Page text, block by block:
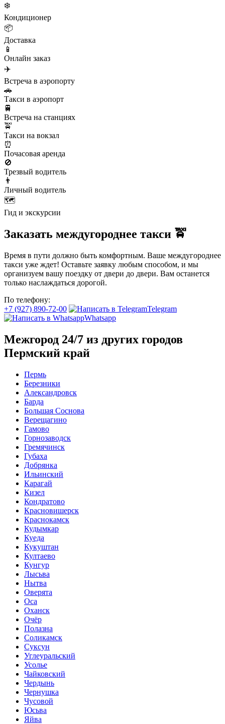
❄️
Кондиционер
📦
Доставка
📱
Онлайн заказ
✈️
Встреча в аэропорту
🚗
Такси в аэропорт
🚆
Встреча на станциях
🚖
Такси на вокзал
⏰
Почасовая аренда
🚫
Трезвый водитель
👨
Личный водитель
🗺️
Гид и экскурсии
Заказать междугороднее такси 🚖
Время в пути должно быть комфортным. Ваше междугороднее
такси уже ждет! Оставьте заявку любым способом, и мы
организуем вашу поездку от двери до двери. Вам останется
только наслаждаться дорогой.
По телефону:
+7 (927) 890-72-00
Telegram
Whatsapp
Межгород 24/7 из других городов
Пермский край
Пермь
Березники
Александровск
Барда
Большая Соснова
Верещагино
Гамово
Горнозаводск
Гремячинск
Губаха
Добрянка
Ильинский
Карагай
Кизел
Кондратово
Красновишерск
Краснокамск
Кудымкар
Куеда
Кукуштан
Култаево
Кунгур
Лысьва
Нытва
Оверята
Оса
Оханск
Очёр
Полазна
Соликамск
Суксун
Углеуральский
Усолье
Чайковский
Чердынь
Чернушка
Чусовой
Юсьва
Яйва